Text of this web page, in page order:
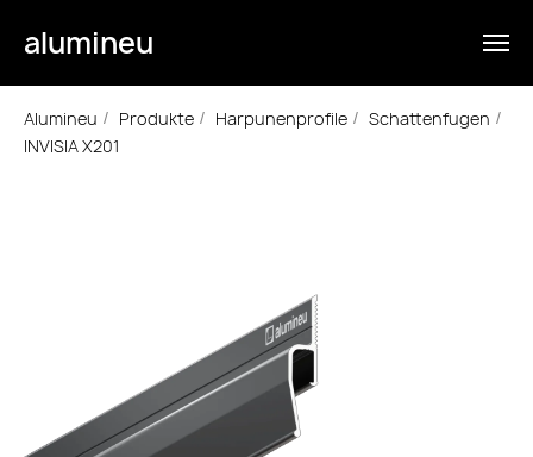
alumineu
Alumineu / Produkte / Harpunenprofile / Schattenfugen /
INVISIA X201